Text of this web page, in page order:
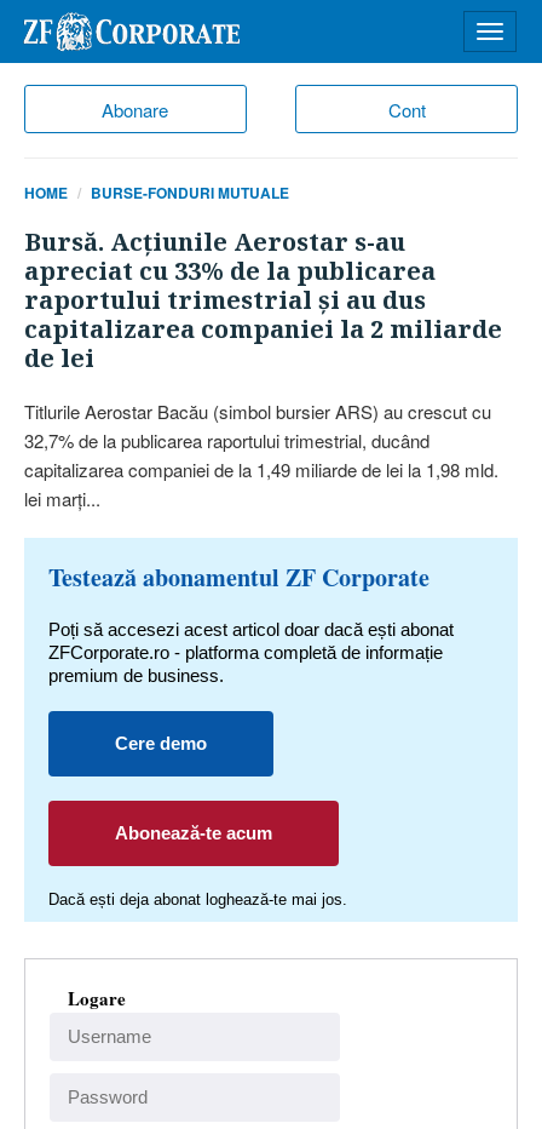
Abonare Cont
meniu
HOME BURSE-FONDURI MUTUALE
Bursă. Acţiunile Aerostar s-au
apreciat cu 33% de la publicarea
raportului trimestrial şi au dus
capitalizarea companiei la 2 miliarde
de lei
Titlurile Aerostar Bacău (simbol bursier ARS) au crescut cu
32,7% de la publicarea raportului trimestrial, ducând
capitalizarea companiei de la 1,49 miliarde de lei la 1,98 mld.
lei marţi...
Testează abonamentul ZF Corporate
Poți să accesezi acest articol doar dacă ești abonat
ZFCorporate.ro - platforma completă de informație
premium de business.
Cere demo
Abonează-te acum
Dacă ești deja abonat loghează-te mai jos.
Logare